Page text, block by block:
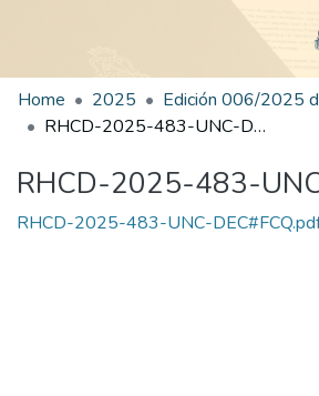
Home 2025
RHCD-2025-483-UNC-DEC#FCQ
RHCD-2025-483-
RHCD-2025-483-UNC-